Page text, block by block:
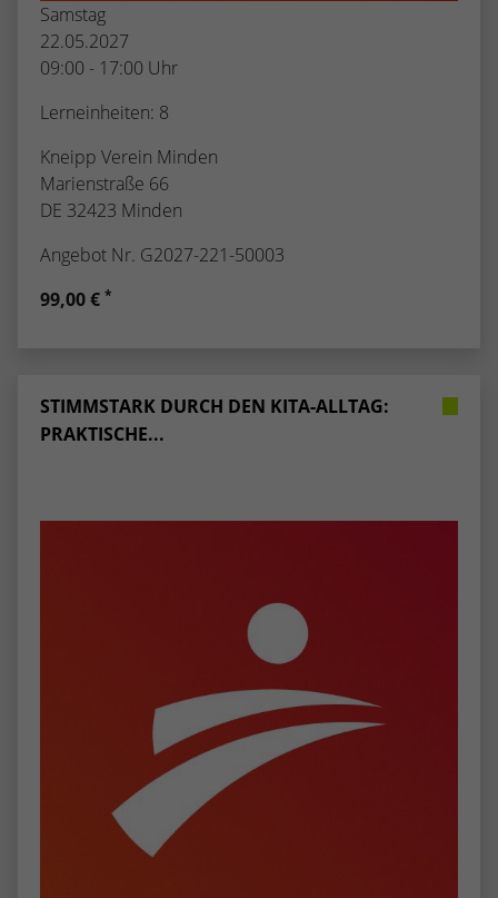
Samstag
22.05.2027
09:00 - 17:00 Uhr
Lerneinheiten: 8
Kneipp Verein Minden
Marienstraße 66
DE 32423 Minden
Angebot Nr. G2027-221-50003
99,00 € *
STIMMSTARK DURCH DEN KITA-ALLTAG:
PRAKTISCHE...